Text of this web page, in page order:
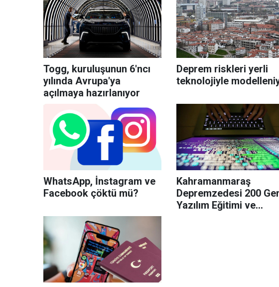
Togg, kuruluşunun 6'ncı
yılında Avrupa'ya
açılmaya hazırlanıyor
Deprem riskleri yerli
teknolojiyle
WhatsApp, İnstagram ve
Facebook çöktü mü?
Kahramanmaraş
Depremzedesi 200
Yazılım Eğitimi ve